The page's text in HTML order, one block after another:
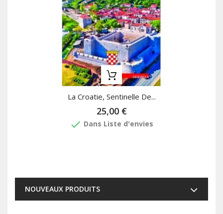
La Croatie, Sentinelle De...
25,00 €
done Dans Liste d'envies
NOUVEAUX PRODUITS